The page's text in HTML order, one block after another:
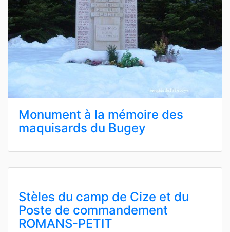
Monument à la mémoire des
maquisards du Bugey
Stèles du camp de Cize et du
Poste de commandement
ROMANS-PETIT